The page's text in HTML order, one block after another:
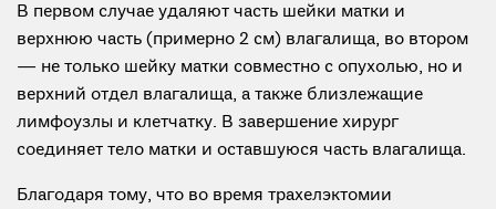
В первом случае удаляют часть шейки матки и
верхнюю часть (примерно 2 см) влагалища, во втором
— не только шейку матки совместно с опухолью, но и
верхний отдел влагалища, а также близлежащие
лимфоузлы и клетчатку. В завершение хирург
соединяет тело матки и оставшуюся часть влагалища.
Благодаря тому, что во время трахелэктомии